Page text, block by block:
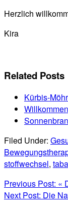
Herzlich
Kira
Related Posts
Kürbis-
Filed Under:
stoffwechsel,
Previous Post: «
Next Post: Die